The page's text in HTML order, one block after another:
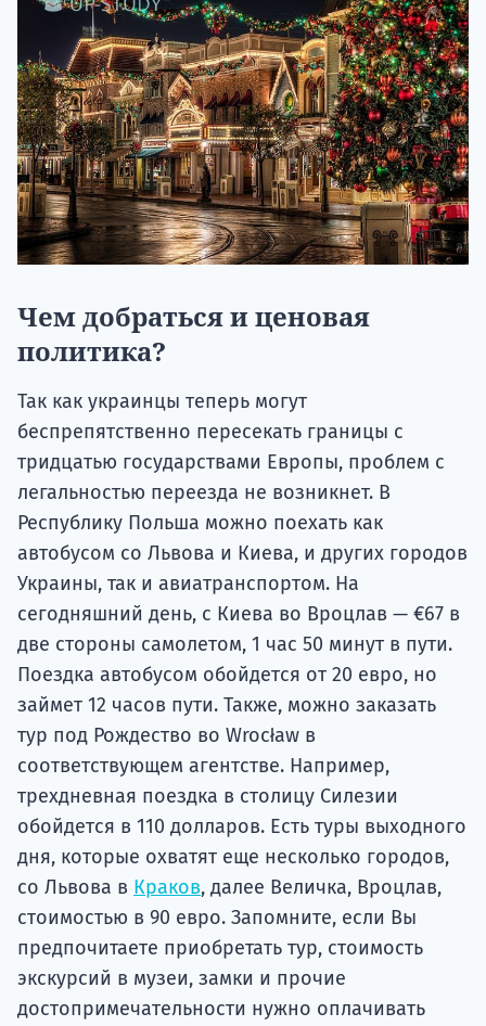
Чем добраться и ценовая
политика?
Так как украинцы теперь могут
беспрепятственно пересекать границы с
тридцатью государствами Европы, проблем с
легальностью переезда не возникнет. В
Республику Польша можно поехать как
автобусом со Львова и Киева, и других городов
Украины, так и авиатранспортом. На
сегодняшний день, с Киева во Вроцлав — €67 в
две стороны самолетом, 1 час 50 минут в пути.
Поездка автобусом обойдется от 20 евро, но
займет 12 часов пути. Также, можно заказать
тур под Рождество во Wrocław в
соответствующем агентстве. Например,
трехдневная поездка в столицу Силезии
обойдется в 110 долларов. Есть туры выходного
дня, которые охватят еще несколько городов,
со Львова в Краков, далее Величка, Вроцлав,
стоимостью в 90 евро. Запомните, если Вы
предпочитаете приобретать тур, стоимость
экскурсий в музеи, замки и прочие
достопримечательности нужно оплачивать